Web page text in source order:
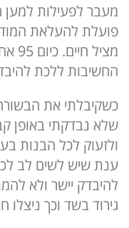
מעבר לפעילות
פועלת להעלאת
החשיבות ללכת
כשקיבלתי את
שלא נבדקתי באופן
ולזעוק לכל הבנות
ענת שיש לשים לב
להיבדק יישר ולא
גירוד בשד וכך ניצלו